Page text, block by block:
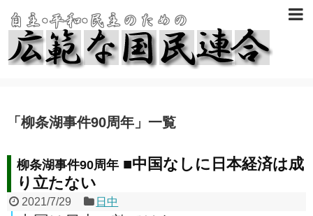
「 柳条湖事件90周年 」 一覧
柳条湖事件90周年 ■中国なしに日本経済は成
り立たない
2021/7/29 日中